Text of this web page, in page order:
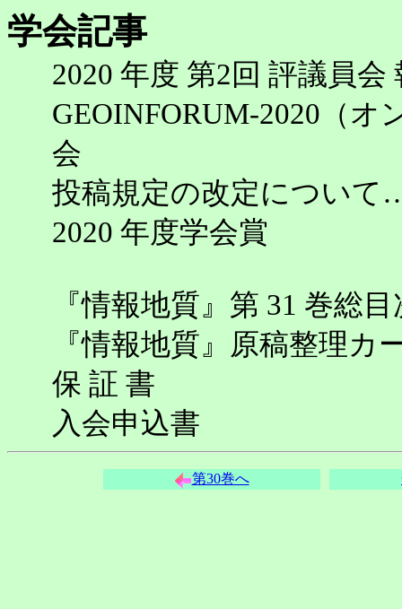
学会記事
2020 年度 第2回 評議員
GEOINFORUM-2020（
会
投稿規定の改定につい
2020 年度学会賞
『情報地質』第 31 巻総目
『情報地質』原稿整理カ
保 証 書
入会申込書
第30巻へ